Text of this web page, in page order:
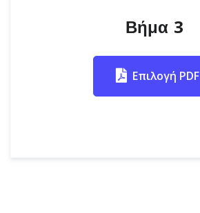
Βήμα 3
Επιλογή PDF